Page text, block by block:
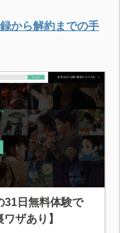
から解約までの手
31日無料体験で
ザあり】